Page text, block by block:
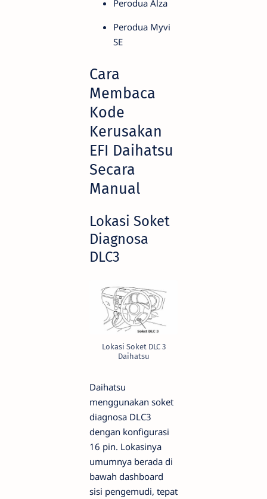
Perodua Alza
Perodua Myvi
SE
Cara
Membaca
Kode
Kerusakan
EFI Daihatsu
Secara
Manual
Lokasi Soket
Diagnosa
DLC3
Lokasi Soket DLC 3
Daihatsu
Daihatsu
menggunakan soket
diagnosa DLC3
dengan konfigurasi
16 pin. Lokasinya
umumnya berada di
bawah dashboard
sisi pengemudi, tepat